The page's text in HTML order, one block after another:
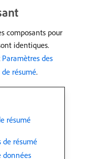
composants pour
identiques.
Paramètres des
résumé.
résumé
résumé
données